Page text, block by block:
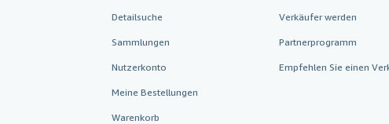
Detailsuche
Sammlungen
Nutzerkonto
Meine Bestellungen
Warenkorb
Verkäufer werden
Partnerprogramm
Empfehlen Sie einen